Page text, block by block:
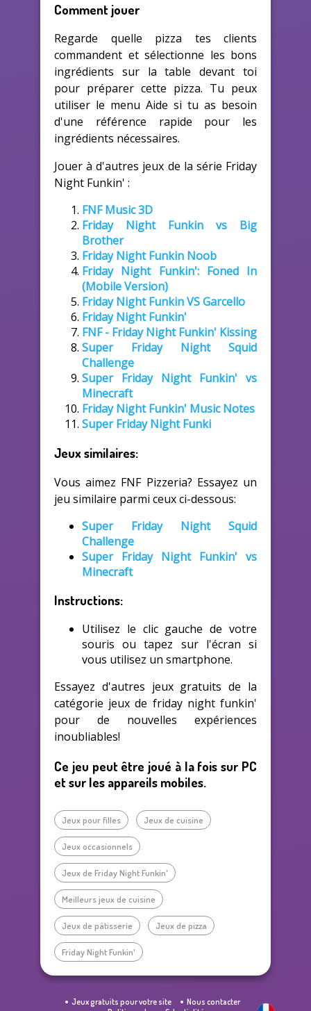
Comment jouer
Regarde quelle pizza tes clients
commandent et sélectionne les bons
ingrédients sur la table devant toi
pour préparer cette pizza. Tu peux
utiliser le menu Aide si tu as besoin
d'une référence rapide pour les
ingrédients nécessaires.
Jouer à d'autres jeux de la série Friday
Night Funkin' :
FNF Music 3D
Friday Night Funkin vs Big
Brother
Friday Night Funkin Noob
Friday Night Funkin': Foned In
(Mobile Version)
Friday Night Funkin VS Garcello
Friday Night Funkin'
FNF - Friday Night Funkin' Kissing
Super Friday Night Squid
Challenge
Super Friday Night Funkin' vs
Minecraft
Friday Night Funkin' Music Notes
Super Friday Night Funki
Jeux similaires:
Vous aimez FNF Pizzeria? Essayez un
jeu similaire parmi ceux ci-dessous:
Super Friday Night Squid
Challenge
Super Friday Night Funkin' vs
Minecraft
Instructions:
Utilisez le clic gauche de votre
souris ou tapez sur l'écran si
vous utilisez un smartphone.
Essayez d'autres jeux gratuits de la
catégorie jeux de friday night funkin'
pour de nouvelles expériences
inoubliables!
Ce jeu peut être joué à la fois sur PC
et sur les appareils mobiles.
Jeux pour filles Jeux de cuisine
Jeux occasionnels
Jeux de Friday Night Funkin'
Meilleurs jeux de cuisine
Jeux de pâtisserie Jeux de pizza
Friday Night Funkin'
Jeux gratuits pour votre site
Nous contacter